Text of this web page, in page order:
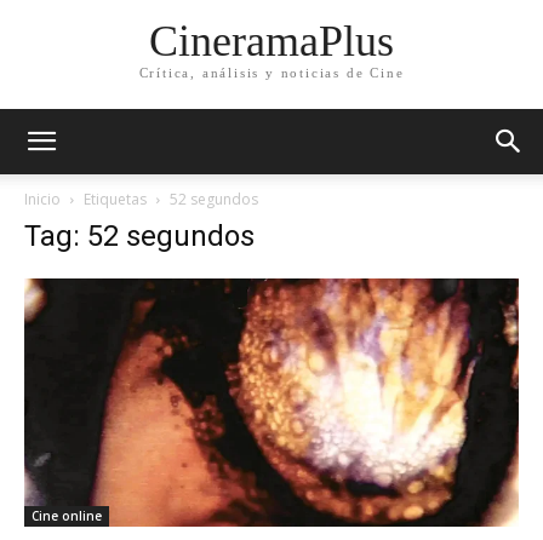
CineramaPlus
Crítica, análisis y noticias de Cine
Inicio Etiquetas 52 segundos
Tag: 52 segundos
Cine online